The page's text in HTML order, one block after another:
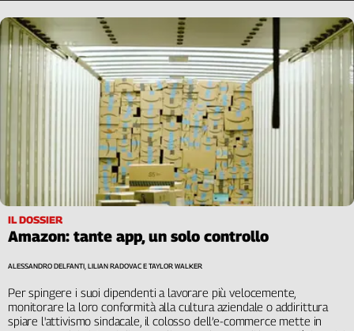
IL DOSSIER
Amazon: tante app, un solo controllo
Per spingere i suoi dipendenti a lavorare più velocemente,
monitorare la loro conformità alla cultura aziendale o addirittura
spiare l'attivismo sindacale, il colosso dell’e-commerce mette in
ALESSANDRO DELFANTI, LILIAN RADOVAC E TAYLOR WALKER